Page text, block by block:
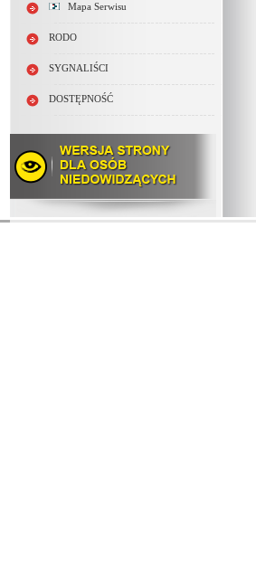
Mapa Serwisu
RODO
SYGNALIŚCI
DOSTĘPNOŚĆ